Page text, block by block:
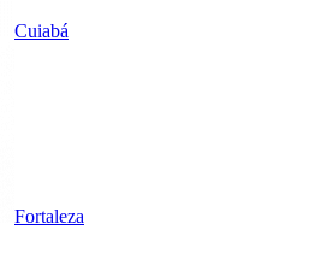
Cuiabá
Fortaleza